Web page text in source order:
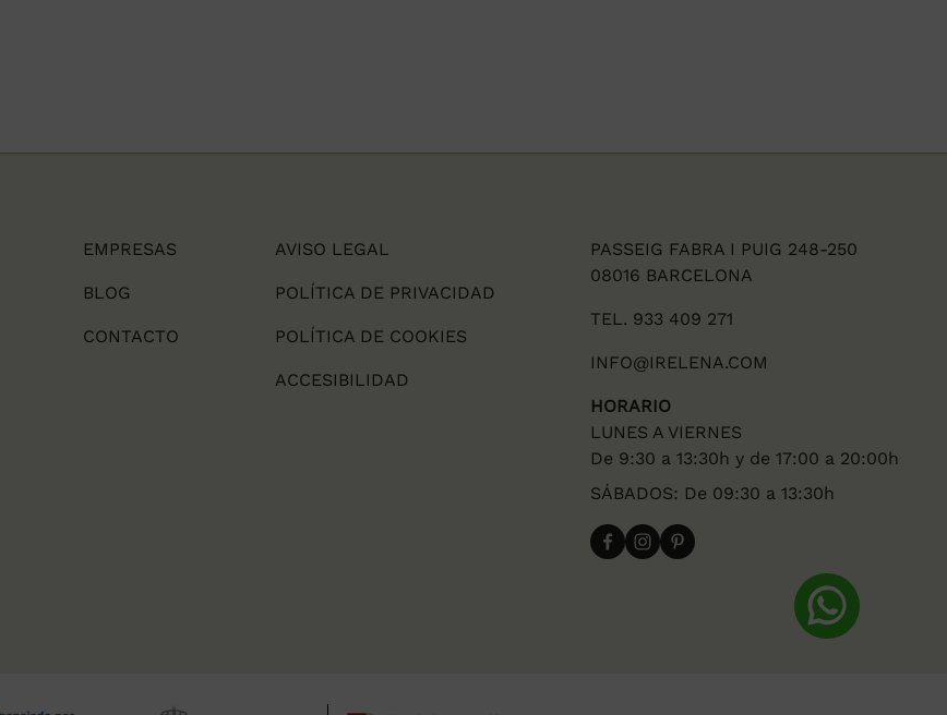
EMPRESAS
BLOG
CONTACTO
AVISO LEGAL
POLÍTICA DE PRIVACIDAD
POLÍTICA DE COOKIES
ACCESIBILIDAD
PASSEIG FABRA I PUIG 248-250
08016 BARCELONA
TEL. 933 409 271
INFO@IRELENA.COM
HORARIO
LUNES A VIERNES
De 9:30 a 13:30h y de 17:00 a 20:00h
SÁBADOS: De 09:30 a 13:30h